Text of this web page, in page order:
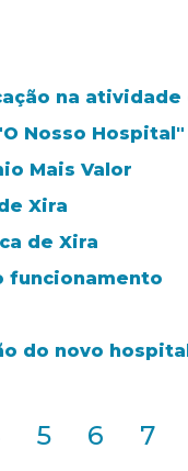
na
Nosso Hospital"
Mais Valor
Xira
de Xira
funcionamento
do novo
5 6 7